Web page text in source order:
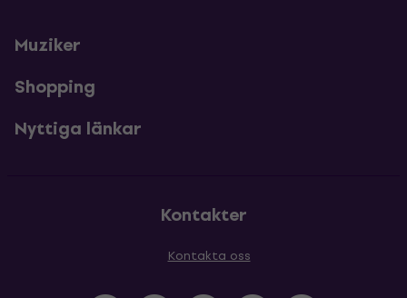
Muziker
Shopping
Nyttiga länkar
Kontakter
Kontakta oss